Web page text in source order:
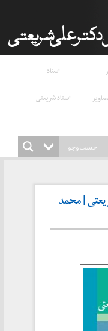
اسناد
استاد شریعتی
| محمد